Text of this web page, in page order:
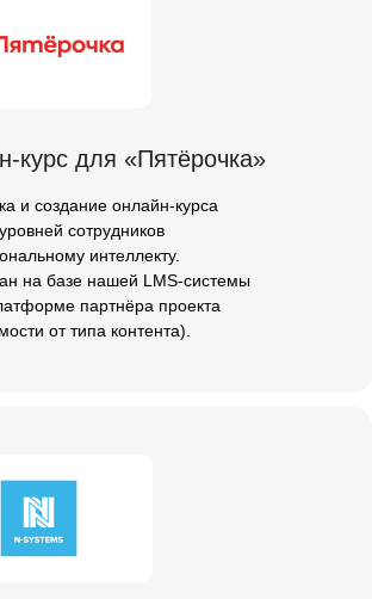
курс для «Пятёрочка»
и создание онлайн-курса
сотрудников
интеллекту.
на базе нашей LMS-системы
партнёра проекта
от типа контента).